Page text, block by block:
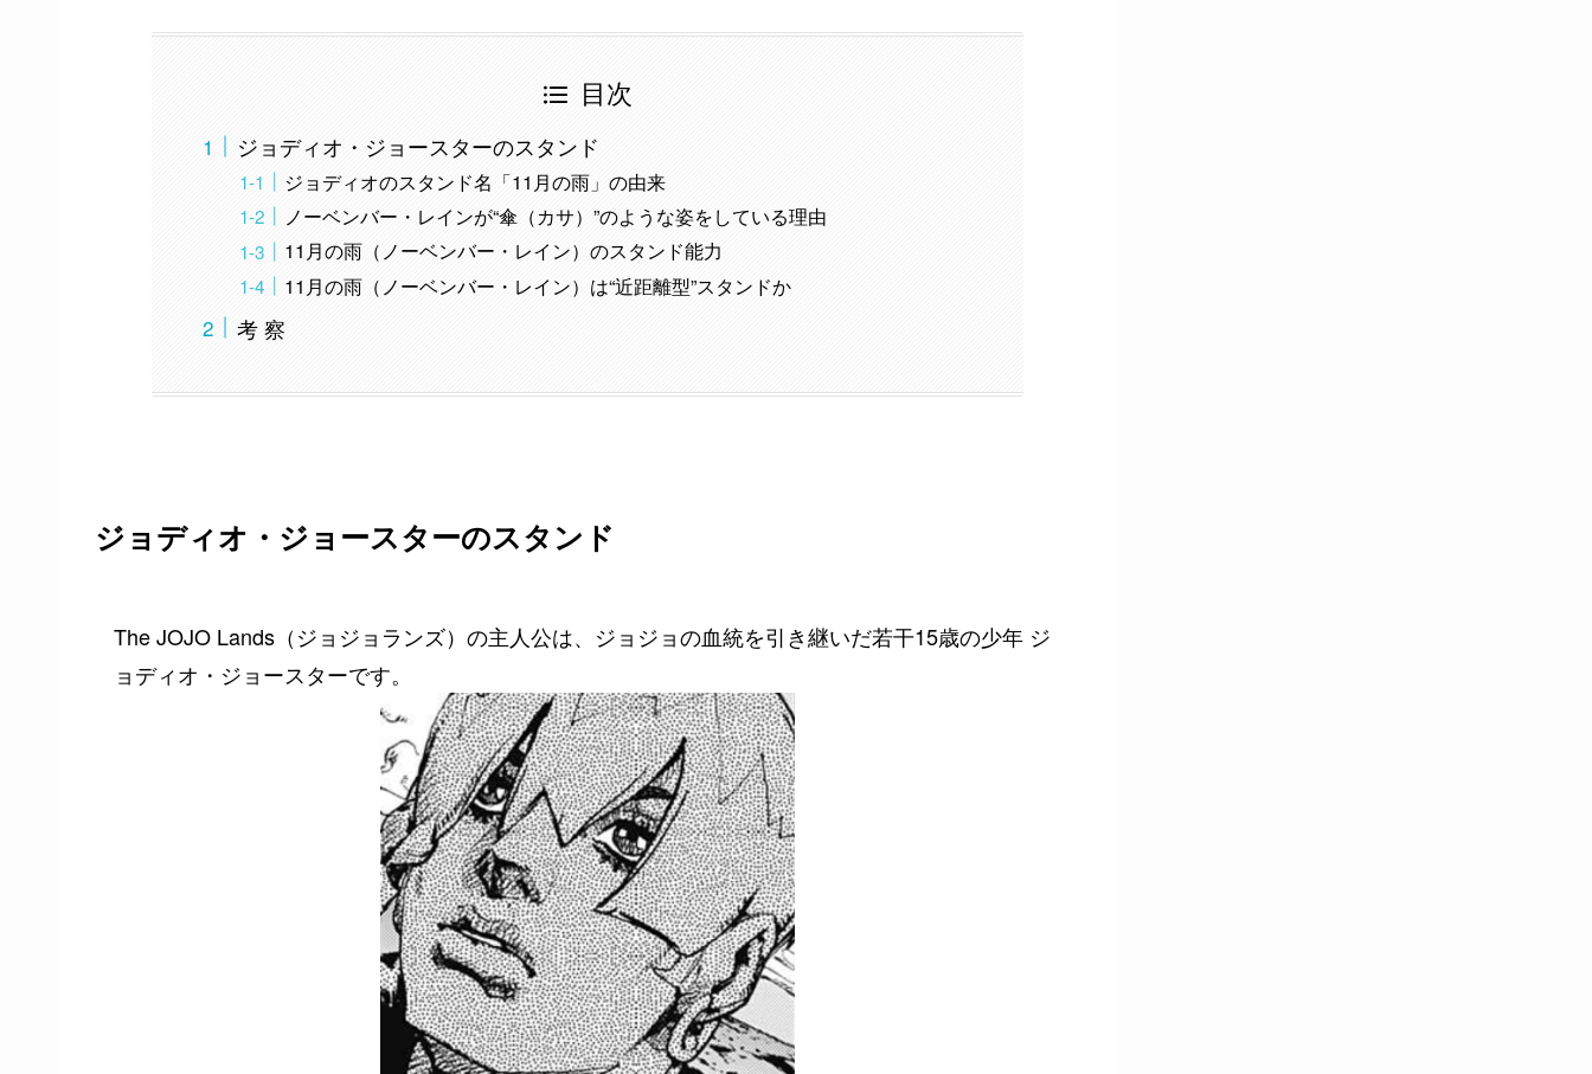
目次
ジョディオ・ジョースターのスタンド
ジョディオのスタンド名「11月の雨」の由来
ノーベンバー・レインが“傘（カサ）”のような姿をしている理由
11月の雨（ノーベンバー・レイン）のスタンド能力
11月の雨（ノーベンバー・レイン）は“近距離型”スタンドか
考 察
ジョディオ・ジョースターのスタンド
The JOJO Lands（ジョジョランズ）の主人公は、ジョジョの血統を引き継いだ若干15歳の少年 ジ
ョディオ・ジョースターです。